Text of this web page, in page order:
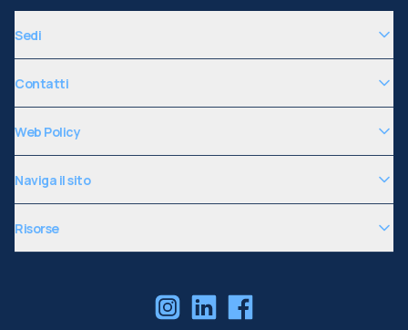
Sedi
Contatti
Web Policy
Naviga il sito
Risorse